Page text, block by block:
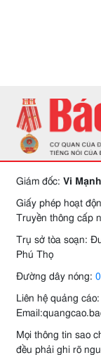
Giám đốc: Vi
Giấy phép hoạt
Truyền thông cấp
Trụ sở tòa soạn:
Phú Thọ
Đường dây nóng:
Liên hệ quảng
Mọi thông tin sao
đều phải ghi rõ